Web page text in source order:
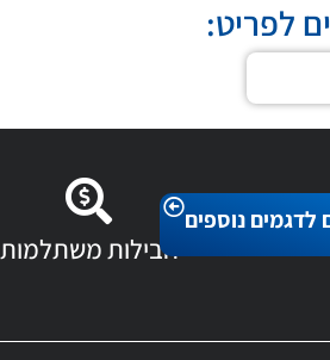
לדגמים נוספים
לפריט:
חבילות משתלמות